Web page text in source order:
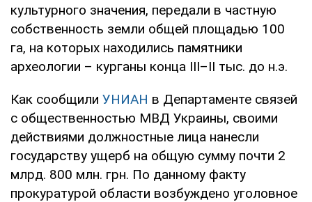
культурного значения, передали в частную
собственность земли общей площадью 100
га, на которых находились памятники
археологии – курганы конца ІІІ–ІІ тыс. до н.э.
Как сообщили УНИАН в Департаменте связей
с общественностью МВД Украины, своими
действиями должностные лица нанесли
государству ущерб на общую сумму почти 2
млрд. 800 млн. грн. По данному факту
прокуратурой области возбуждено уголовное